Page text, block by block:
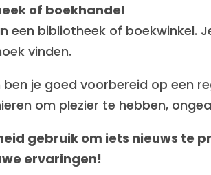
of boekhandel
een bibliotheek of boekwinkel.
vinden.
je goed voorbereid op een
om plezier te hebben,
gebruik om iets nieuws te
ervaringen!